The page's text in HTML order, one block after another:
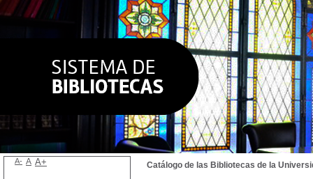
Catálogo de las Bibliotecas de la
A- A A+